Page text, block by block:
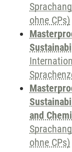
ohne CPs)
and
ohne CPs)